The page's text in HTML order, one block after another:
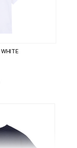
WHITE